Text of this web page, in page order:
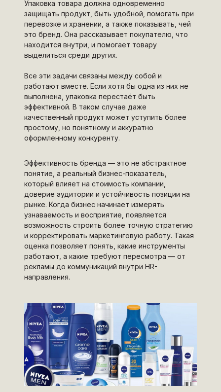
Упаковка товара должна одновременно
защищать продукт, быть удобной, помогать при
перевозке и хранении, а также показывать, чей
это бренд. Она рассказывает покупателю, что
находится внутри, и помогает товару
выделиться среди других.
Все эти задачи связаны между собой и
работают вместе. Если хотя бы одна из них не
выполнена, упаковка перестаёт быть
эффективной. В таком случае даже
качественный продукт может уступить более
простому, но понятному и аккуратно
оформленному конкуренту.
Эффективность бренда — это не абстрактное
понятие, а реальный бизнес-показатель,
который влияет на стоимость компании,
доверие аудитории и устойчивость позиции на
рынке. Когда бизнес начинает измерять
узнаваемость и восприятие, появляется
возможность строить более точную стратегию
и корректировать маркетинговую работу. Такая
оценка позволяет понять, какие инструменты
работают, а какие требуют пересмотра — от
рекламы до коммуникаций внутри HR-
направления.